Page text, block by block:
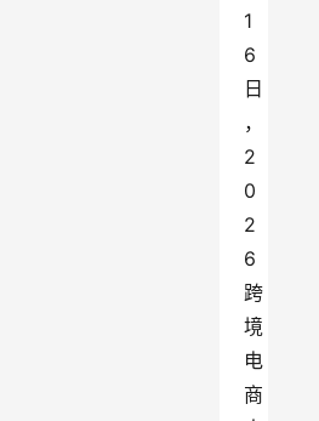
1
6
日
，
2
0
2
6
跨
境
电
商